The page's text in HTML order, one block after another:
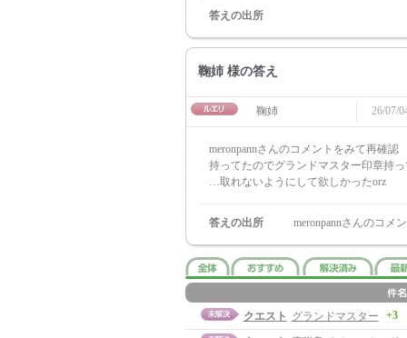
答えの出所
鞠姉 様の答え
鞠姉 26/07/
meronpannさんのコメントをみて再確認
持ってたのでグランドマスター印章持
…取れないようにして欲しかったorz
答えの出所 meronpannさんのコメ
クエスト グランドマスター +3